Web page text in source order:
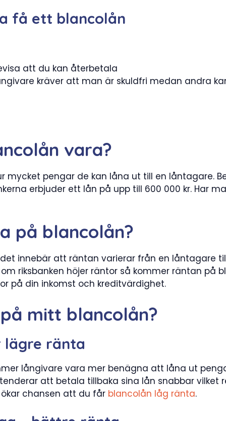
få ett blancolån
att du kan återbetala
kräver att man är skuldfri medan andra
vara?
mycket pengar de kan låna ut till en låntagare.
erbjuder ett lån på upp till 600 000 kr. Har
på blancolån?
innebär att räntan varierar från en låntagare
riksbanken höjer räntor så kommer räntan på
på din inkomst och kreditvärdighet.
mitt blancolån?
lägre ränta
långivare vara mer benägna att låna ut
att betala tillbaka sina lån snabbar
chansen att du får blancolån låg ränta.